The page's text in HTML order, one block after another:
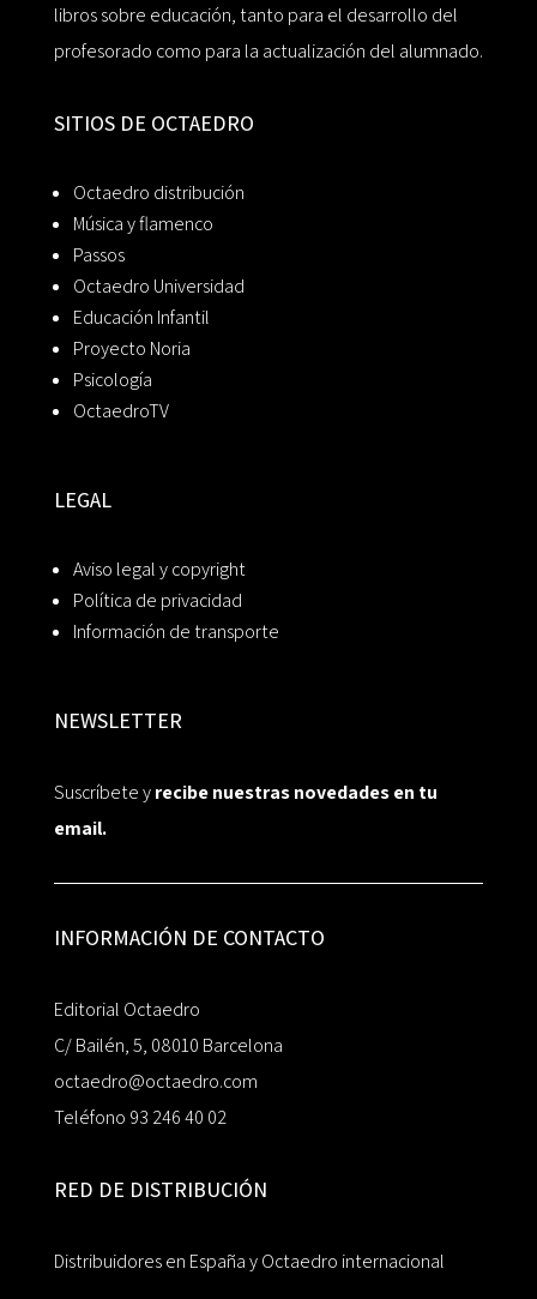
libros sobre educación, tanto para el desarrollo del
profesorado como para la actualización del alumnado.
SITIOS DE OCTAEDRO
Octaedro distribución
Música y flamenco
Passos
Octaedro Universidad
Educación Infantil
Proyecto Noria
Psicología
OctaedroTV
LEGAL
Aviso legal y copyright
Política de privacidad
Información de transporte
NEWSLETTER
Suscríbete yrecibe nuestras novedades en tu
email.
INFORMACIÓN DE CONTACTO
Editorial Octaedro
C/ Bailén, 5, 08010 Barcelona
octaedro@octaedro.com
Teléfono 93 246 40 02
RED DE DISTRIBUCIÓN
Distribuidores en España y Octaedro internacional